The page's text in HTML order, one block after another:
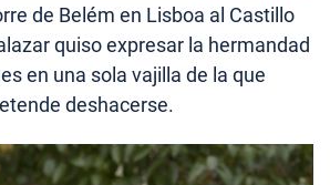
de Belém en Lisboa al Castillo
quiso expresar la hermandad
en una sola vajilla de la que
deshacerse.